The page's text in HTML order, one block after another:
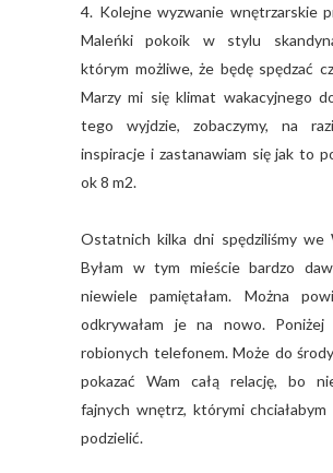
4. Kolejne wyzwanie wnętrzarskie
Maleńki pokoik w stylu
którym możliwe, że będę spędzać
Marzy mi się klimat wakacyjnego
tego wyjdzie, zobaczymy, na
inspiracje i zastanawiam się jak to
ok 8 m2.
Ostatnich kilka dni spędziliśmy we
Byłam w tym mieście bardzo
niewiele pamiętałam. Można
odkrywałam je na nowo. Poniżej
robionych telefonem. Może do
pokazać Wam całą relację, bo
fajnych wnętrz, którymi chciałabym
podzielić.